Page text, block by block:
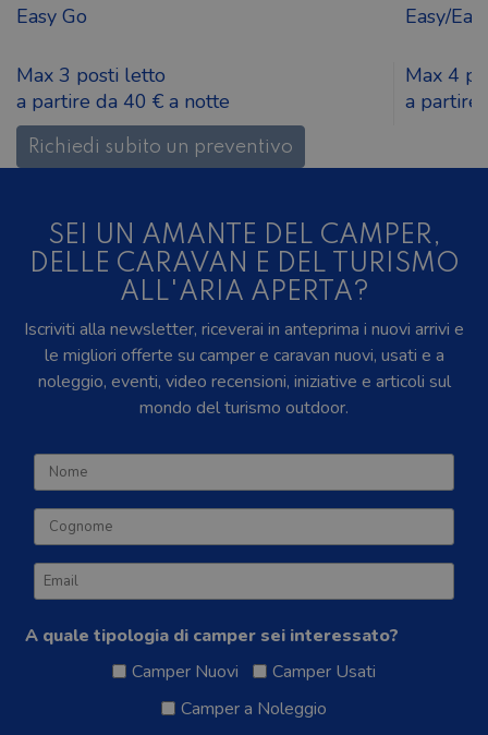
Easy Go
Max 3 posti letto
a partire da 40 € a notte
Easy/
Max 4
a partire
Richiedi subito un preventivo
SEI UN AMANTE DEL CAMPER,
DELLE CARAVAN E DEL TURISMO
ALL'ARIA APERTA?
Iscriviti alla newsletter, riceverai in anteprima i nuovi arrivi e
le migliori offerte su camper e caravan nuovi, usati e a
noleggio, eventi, video recensioni, iniziative e articoli sul
mondo del turismo outdoor.
A quale tipologia di camper sei interessato?
Camper Nuovi
Camper Usati
Camper a Noleggio